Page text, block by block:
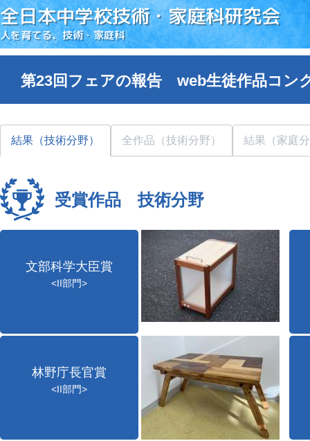
全日本中学校技術・家庭科研究会
人を育てる、技術・家庭科
第23回フェアの報告 web生徒作品コン
結果（技術分野） 全作品（技術分野） 結果（家庭
受賞作品 技術分野
文部科学大臣賞
<II部門>
林野庁長官賞
<II部門>